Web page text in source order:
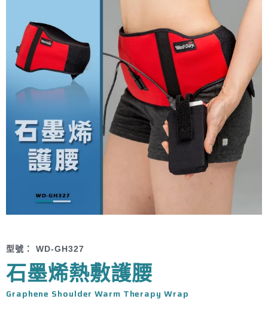
型號： WD-GH327
石墨烯熱敷護腰
Graphene Shoulder Warm Therapy Wrap